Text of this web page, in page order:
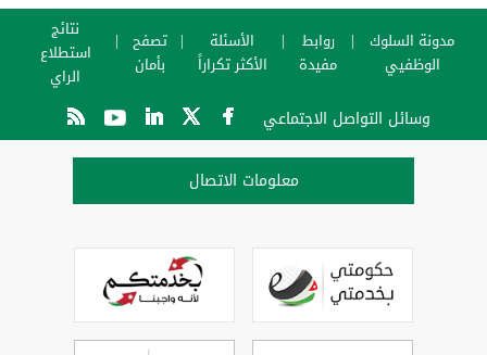
مدونة السلوك
الوظفيي
روابط
مفيدة
الأسئلة
الأكثر تكراراً
تصفح
بأمان
نتائج
استطلاع
الراي
وسائل التواصل الاجتماعي
معلومات الاتصال